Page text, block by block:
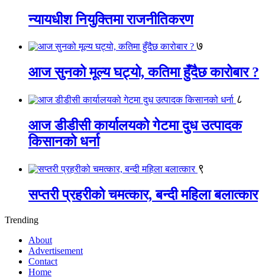
न्यायधीश नियुक्तिमा राजनीतिकरण
७
आज सुनको मूल्य घट्यो, कतिमा हुँदैछ कारोबार ?
८
आज डीडीसी कार्यालयको गेटमा दुध उत्पादक
किसानको धर्ना
९
सप्तरी प्रहरीको चमत्कार, बन्दी महिला बलात्कार
Trending
About
Advertisement
Contact
Home